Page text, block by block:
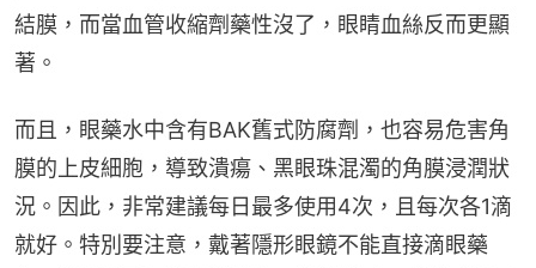
結膜，而當血管收縮劑藥性沒了，眼睛血絲反而更顯
著。
而且，眼藥水中含有BAK舊式防腐劑，也容易危害角
膜的上皮細胞，導致潰瘍、黑眼珠混濁的角膜浸潤狀
況。因此，非常建議每日最多使用4次，且每次各1滴
就好。特別要注意，戴著隱形眼鏡不能直接滴眼藥